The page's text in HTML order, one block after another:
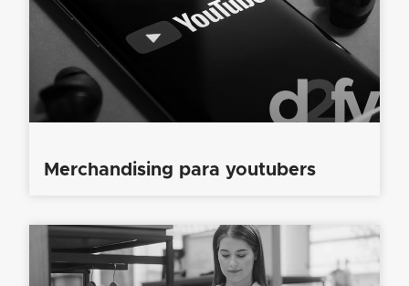
Merchandising para youtubers